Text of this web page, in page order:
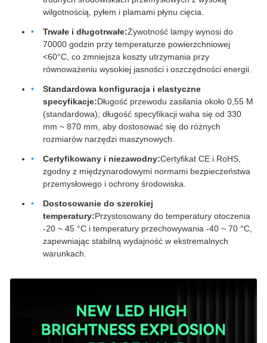
wilgotnością, pyłem i plamami płynu cięcia.
Trwałe i długotrwałe:Żywotność lampy wynosi do
70000 godzin przy temperaturze powierzchniowej
<60°C, co zmniejsza koszty utrzymania przy
równoważeniu wysokiej jasności i oszczędności energii.
Standardowa konfiguracja i elastyczne
specyfikacje:Długość przewodu zasilania około 0,55 M
(standardowa); długość specyfikacji waha się od 330
mm ~ 870 mm, aby dostosować się do różnych
rozmiarów narzędzi maszynowych.
Certyfikowany i niezawodny:Certyfikat CE i RoHS,
zgodny z międzynarodowymi normami bezpieczeństwa
przemysłowego i ochrony środowiska.
Dostosowanie do szerokiej
temperatury:Przystosowany do temperatury otoczenia
-20 ~ 45 °C i temperatury przechowywania -40 ~ 70 °C,
zapewniając stabilną wydajność w ekstremalnych
warunkach.